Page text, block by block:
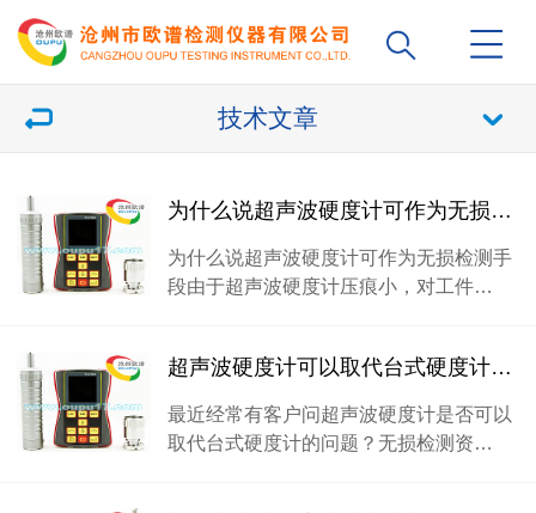
技术文章
为什么说超声波硬度计可作为无损检测手段
为什么说超声波硬度计可作为无损检测手
段由于超声波硬度计压痕小，对工件…
超声波硬度计可以取代台式硬度计吗？
最近经常有客户问超声波硬度计是否可以
取代台式硬度计的问题？无损检测资…